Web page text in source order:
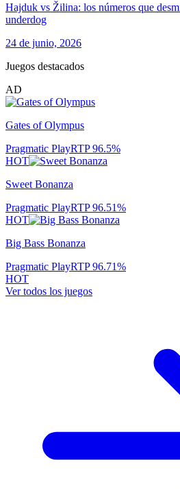
Hajduk vs Žilina: los números que
underdog
24 de junio, 2026
Juegos destacados
AD
Gates of Olympus
Pragmatic PlayRTP96.5%
HOT
Sweet Bonanza
Pragmatic PlayRTP96.51%
HOT
Big Bass Bonanza
Pragmatic PlayRTP96.71%
HOT
Ver todos los juegos